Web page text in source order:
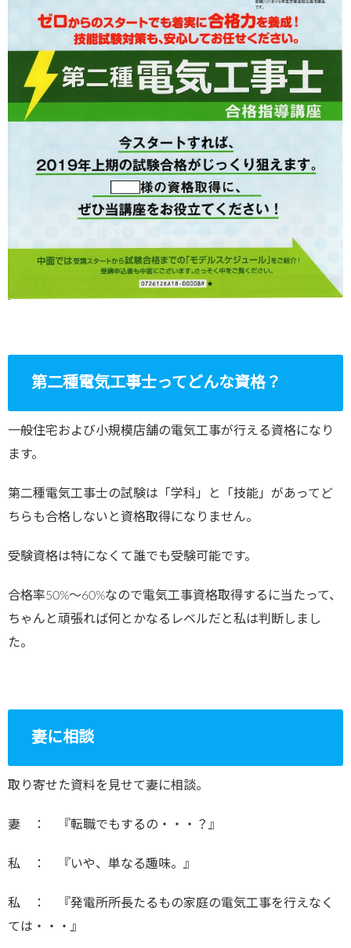
第二種電気工事士ってどんな資格？
一般住宅および小規模店舗の電気工事が行える資格になり
ます。
第二種電気工事士の試験は「学科」と「技能」があってど
ちらも合格しないと資格取得になりません。
受験資格は特になくて誰でも受験可能です。
合格率50%～60%なので電気工事資格取得するに当たって、
ちゃんと頑張れば何とかなるレベルだと私は判断しまし
た。
妻に相談
取り寄せた資料を見せて妻に相談。
妻 ： 『転職でもするの・・・？』
私 ： 『いや、単なる趣味。』
私 ： 『発電所所長たるもの家庭の電気工事を行えなく
ては・・・』